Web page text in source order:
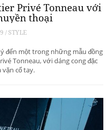
Privé Tonneau với
thoại
/ STYLE
đến một trong những mẫu đồng
Tonneau, với dáng cong đặc
cổ tay.